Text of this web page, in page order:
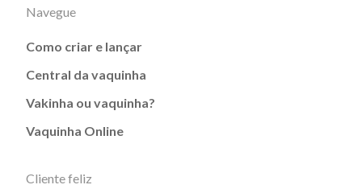
Navegue
Como criar e lançar
Central da vaquinha
Vakinha ou vaquinha?
Vaquinha Online
Cliente feliz